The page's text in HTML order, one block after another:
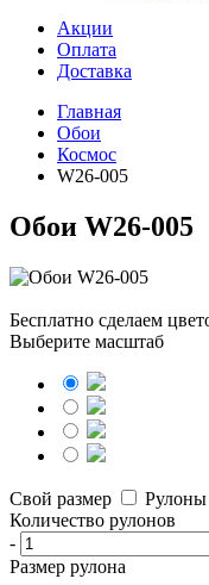
Акции
Оплата
Доставка
Главная
Обои
Космос
W26-005
Обои W26-005
Бесплатно сделаем
Выберите масштаб
Свой размер
Рулоны
Количество рулонов
-
Размер рулона